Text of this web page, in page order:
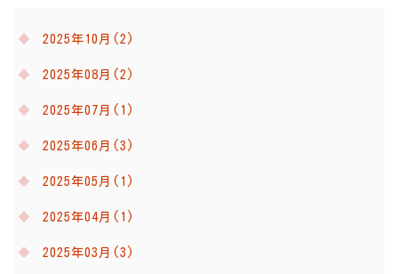
2025年10月(2)
2025年08月(2)
2025年07月(1)
2025年06月(3)
2025年05月(1)
2025年04月(1)
2025年03月(3)